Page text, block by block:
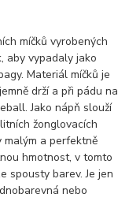
míčků vyrobených
aby vypadaly jako
Materiál míčků je
drží a při pádu na
Jako nápň slouží
žonglovacích
malým a perfektně
hmotnost, v tomto
spousty barev. Je jen
nebo